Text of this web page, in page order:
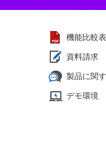
機能比較表
資料請求
製品に関
デモ環境